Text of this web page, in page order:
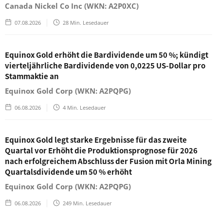
Canada Nickel Co Inc (WKN: A2P0XC)
07.08.2026 28 Min. Lesedauer
Equinox Gold erhöht die Bardividende um 50 %; kündigt
vierteljährliche Bardividende von 0,0225 US-Dollar pro
Stammaktie an
Equinox Gold Corp (WKN: A2PQPG)
06.08.2026 4 Min. Lesedauer
Equinox Gold legt starke Ergebnisse für das zweite
Quartal vor Erhöht die Produktionsprognose für 2026
nach erfolgreichem Abschluss der Fusion mit Orla Mining
Quartalsdividende um 50 % erhöht
Equinox Gold Corp (WKN: A2PQPG)
06.08.2026 249 Min. Lesedauer